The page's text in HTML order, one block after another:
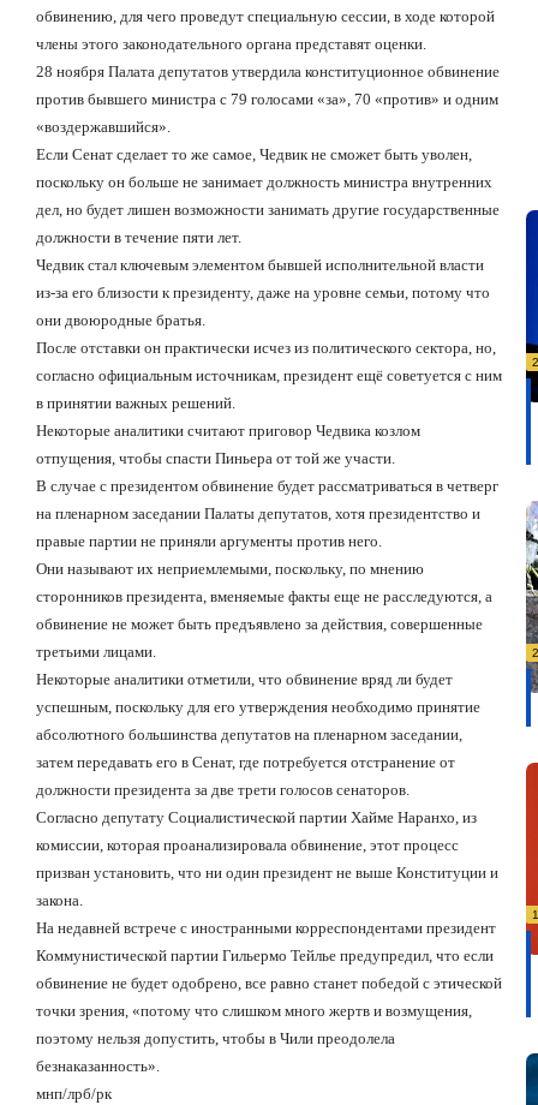
обвинению, для чего проведут специальную сессии, в ходе которой
члены этого законодательного органа представят оценки.
28 ноября Палата депутатов утвердила конституционное обвинение
против бывшего министра с 79 голосами «за», 70 «против» и одним
«воздержавшийся».
Если Сенат сделает то же самое, Чедвик не сможет быть уволен,
поскольку он больше не занимает должность министра внутренних
дел, но будет лишен возможности занимать другие государственные
должности в течение пяти лет.
Чедвик стал ключевым элементом бывшей исполнительной власти
из-за его близости к президенту, даже на уровне семьи, потому что
они двоюродные братья.
После отставки он практически исчез из политического сектора, но,
согласно официальным источникам, президент ещё советуется с ним
в принятии важных решений.
Некоторые аналитики считают приговор Чедвика козлом
отпущения, чтобы спасти Пиньера от той же участи.
В случае с президентом обвинение будет рассматриваться в четверг
на пленарном заседании Палаты депутатов, хотя президентство и
правые партии не приняли аргументы против него.
Они называют их неприемлемыми, поскольку, по мнению
сторонников президента, вменяемые факты еще не расследуются, а
обвинение не может быть предъявлено за действия, совершенные
третьими лицами.
Некоторые аналитики отметили, что обвинение вряд ли будет
успешным, поскольку для его утверждения необходимо принятие
абсолютного большинства депутатов на пленарном заседании,
затем передавать его в Сенат, где потребуется отстранение от
должности президента за две трети голосов сенаторов.
Согласно депутату Социалистической партии Хайме Наранхо, из
комиссии, которая проанализировала обвинение, этот процесс
призван установить, что ни один президент не выше Конституции и
закона.
На недавней встрече с иностранными корреспондентами президент
Коммунистической партии Гильермо Тейлье предупредил, что если
обвинение не будет одобрено, все равно станет победой с этической
точки зрения, «потому что слишком много жертв и возмущения,
поэтому нельзя допустить, чтобы в Чили преодолела
безнаказанность».
мнп/лрб/рк